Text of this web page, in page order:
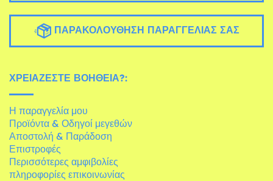
ΠΑΡΑΚΟΛΟΎΘΗΣΗ ΠΑΡΑΓΓΕΛΊΑΣ ΣΑΣ
ΧΡΕΙΆΖΕΣΤΕ ΒΟΉΘΕΙΑ?:
Η παραγγελία μου
Προϊόντα & Οδηγοί μεγεθών
Αποστολή & Παράδοση
Επιστροφές
Περισσότερες αμφιβολίες
πληροφορίες επικοινωνίας